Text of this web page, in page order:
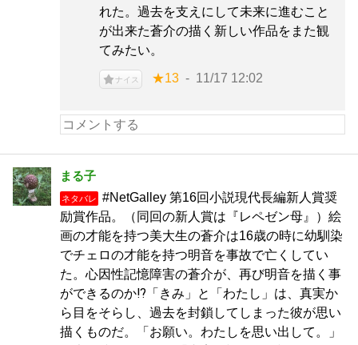
れた。過去を支えにして未来に進むこと
が出来た蒼介の描く新しい作品をまた観
てみたい。
ナイス ★13 11/17 12:02
まる子
ネタバレ
#NetGalley 第16回小説現代長編新人賞奨
励賞作品。（同回の新人賞は『レペゼン母』）絵
画の才能を持つ美大生の蒼介は16歳の時に幼馴染
でチェロの才能を持つ明音を事故で亡くしてい
た。心因性記憶障害の蒼介が、再び明音を描く事
ができるのか⁉️「きみ」と「わたし」は、真実か
ら目をそらし、過去を封鎖してしまった彼が思い
描くものだ。「お願い。わたしを思い出して。」